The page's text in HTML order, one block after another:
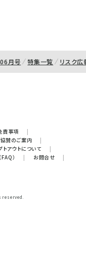
月号 特集一覧 リスク
責事項
|
賛のご案内
|
トアウトについて
|
） | お問合せ
|
reserved.